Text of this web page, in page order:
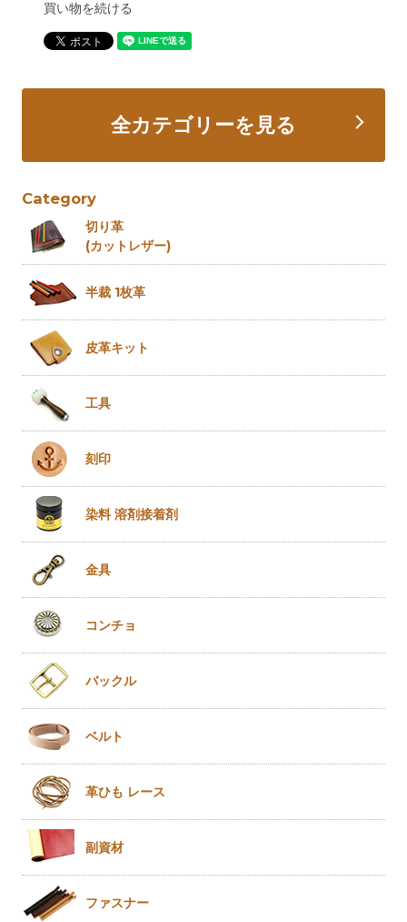
買い物を続ける
全カテゴリーを見る
Category
切り革
(カットレザー)
半裁 1枚革
皮革キット
工具
刻印
染料 溶剤接着剤
金具
コンチョ
バックル
ベルト
革ひも レース
副資材
ファスナー